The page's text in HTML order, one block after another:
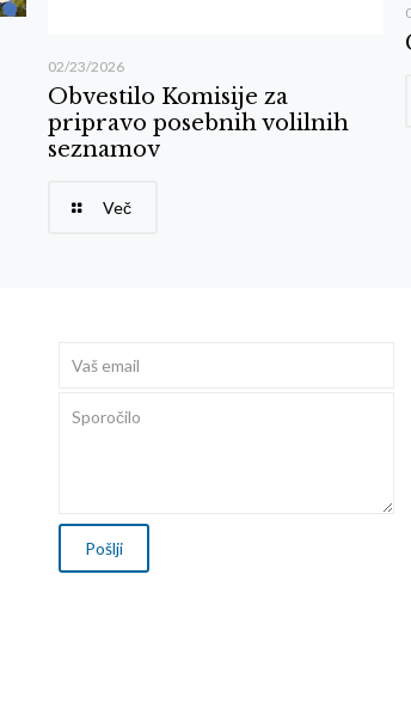
02/23/2026
Obvestilo Komisije za
pripravo posebnih volilnih
seznamov
Več